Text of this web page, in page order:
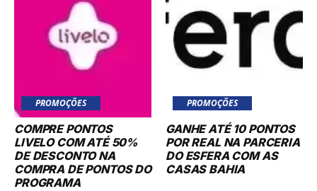
PROMOÇÕES
COMPRE PONTOS
LIVELO COM ATÉ 50%
DE DESCONTO NA
COMPRA DE PONTOS DO
PROGRAMA
PROMOÇÕES
GANHE ATÉ 10 PONTOS
POR REAL NA PARCERIA
DO ESFERA COM AS
CASAS BAHIA